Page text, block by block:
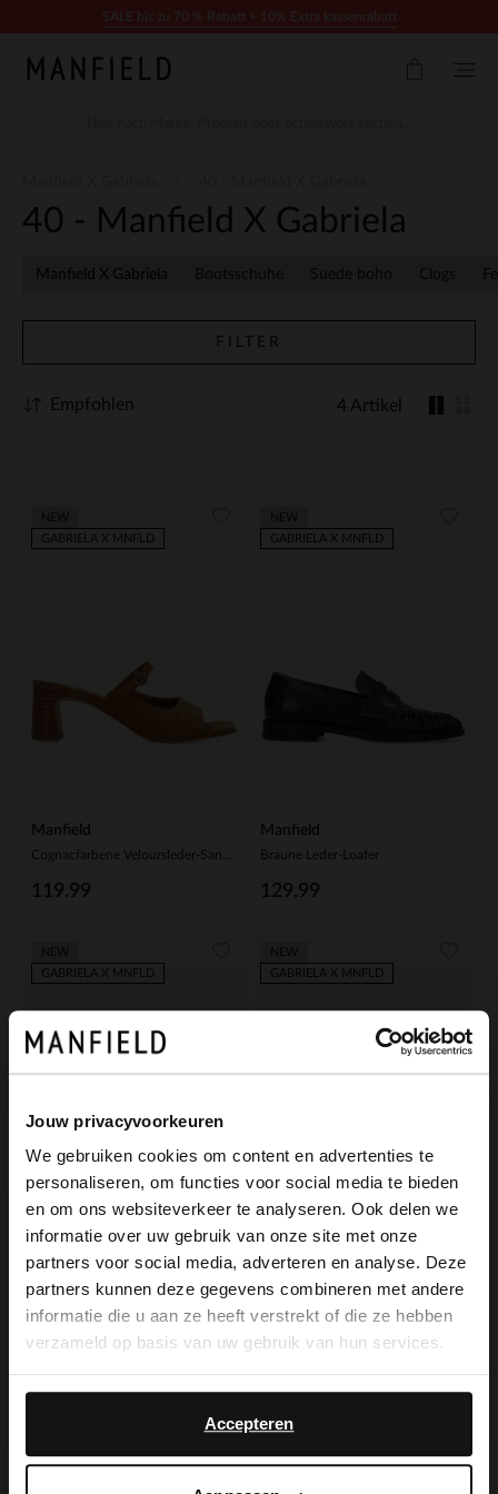
Jouw privacyvoorkeuren
We gebruiken cookies om content en advertenties te
personaliseren, om functies voor social media te bieden
en om ons websiteverkeer te analyseren. Ook delen we
informatie over uw gebruik van onze site met onze
partners voor social media, adverteren en analyse. Deze
partners kunnen deze gegevens combineren met andere
informatie die u aan ze heeft verstrekt of die ze hebben
verzameld op basis van uw gebruik van hun services.
Accepteren
40 - Manfield X Gabriela
Manfield X Gabriela Bootsschuhe Suede boho Clogs
FILTER
4 Artikel
Empfohlen
Manfield
119.99
GABRIELA X MNFLD
Manfield
Braune Leder-Loafer
129.99
GABRIELA X MNFLD
Manfield
Grüne Leder-Sandaletten
119.99
GABRIELA X MNFLD
Manfield
Bordeauxrote Leder-Ballerinas
99.99
GABRIELA X MNFLD
×
View this website in English?
It looks like your language isn't Dutch. Would
you like to switch to English?
English